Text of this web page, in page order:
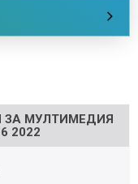
ЗА МУЛТИМЕДИЯ
2022